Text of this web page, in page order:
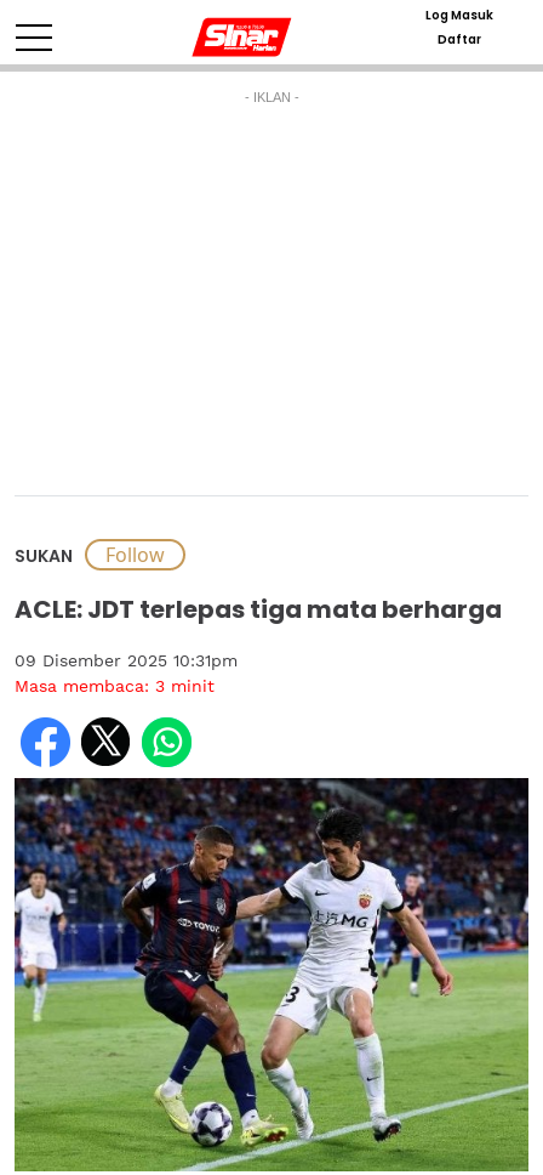
Log Masuk
Daftar
- IKLAN -
SUKAN
ACLE: JDT terlepas tiga mata berharga
09 Disember 2025 10:31pm
Masa membaca: 3 minit